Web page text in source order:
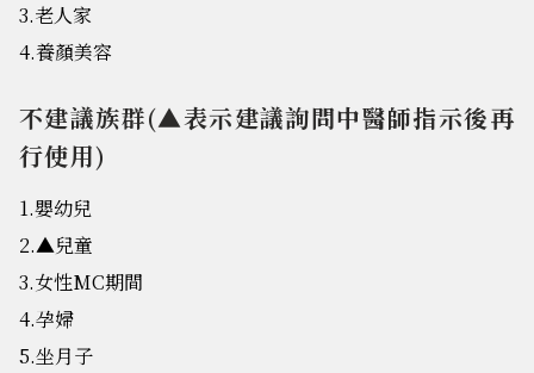
3.老人家
4.養顏美容
不建議族群(▲表示建議詢問中醫師指示後再
行使用)
1.嬰幼兒
2.▲兒童
3.女性MC期間
4.孕婦
5.坐月子